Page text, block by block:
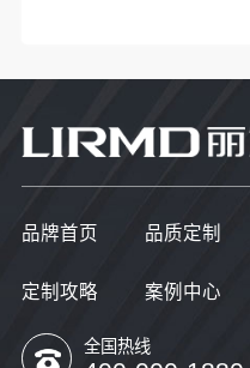
品牌首页 品质定制
定制攻略 案例中心
全国热线